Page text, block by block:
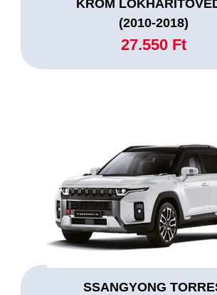
KRÓM
(2010-2018)
27.550 Ft
SSANGYONG